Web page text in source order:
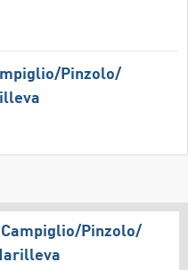
​Pinzolo/​
Campiglio/​Pinzolo/​